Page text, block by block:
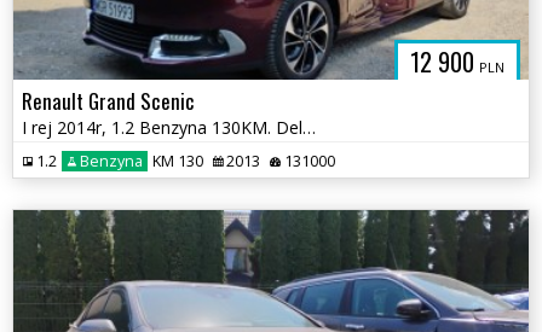
12 900 PLN
Renault Grand Scenic
I rej 2014r, 1.2 Benzyna 130KM. Delikatnie uszkodzone lewe drzwi.Jeźdz
1.2 Benzyna KM 130 2013 131000